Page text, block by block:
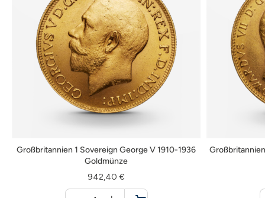
Großbritannien 1 Sovereign George V 1910-1936
Goldmünze
942,40 €